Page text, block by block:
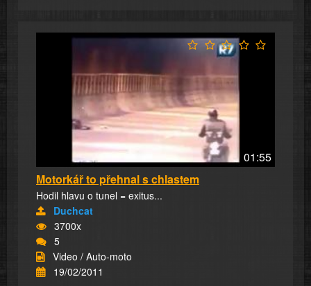
01:55
Motorkář to přehnal s chlastem
Hodil hlavu o tunel = exitus...
Duchcat
3700x
5
Video / Auto-moto
19/02/2011